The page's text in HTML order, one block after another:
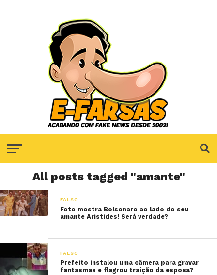
All posts tagged "amante"
FALSO
Foto mostra Bolsonaro ao lado do seu
amante Aristides! Será verdade?
FALSO
Prefeito instalou uma câmera para gravar
fantasmas e flagrou traição da esposa?